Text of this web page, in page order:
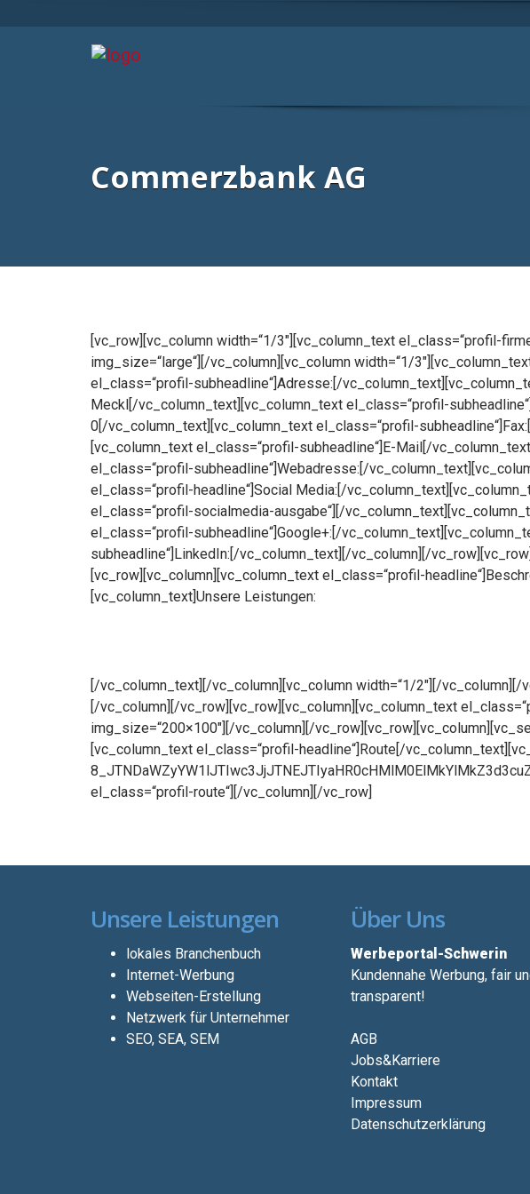
Commerzbank AG
[vc_row][vc_column width=“1/3″][vc_column_text el_class=“profil-
img_size=“large“][/vc_column][vc_column width=“1/
el_class=“profil-subheadline“]Adresse:[/
Meckl[/vc_column_text][vc_column_text el_class=“profil-
0[/vc_column_text][vc_column_text el_class=“profil-
[vc_column_text el_class=“profil-subheadline“]E-Mail[/
el_class=“profil-subheadline“]Webadresse:[/
el_class=“profil-headline“]Social Media:[/
el_class=“profil-socialmedia-ausgabe“][/
el_class=“profil-subheadline“]Google+:[/
subheadline“]LinkedIn:[/vc_column_text][/vc_column][/
[vc_row][vc_column][vc_column_text el_class=“profil-
[vc_column_text]Unsere Leistungen:
[/vc_column_text][/vc_column][vc_column width=“1/2″][/vc_column][/
[/vc_column][/vc_row][vc_row][vc_column][vc_column_text
img_size=“200×100″][/vc_column][/
[vc_column_text el_class=“profil-headline“]Route[/
el_class=“profil-route“][/vc_column][/vc_row]
Unsere Leistungen
lokales Branchenbuch
Internet-Werbung
Webseiten-Erstellung
Netzwerk für Unternehmer
SEO, SEA, SEM
Über Uns
Werbeportal-Schwerin
Kundennahe Werbung, fair
transparent!
AGB
Jobs&Karriere
Kontakt
Impressum
Datenschutzerklärung